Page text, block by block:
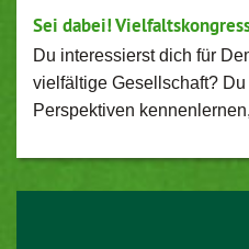
Sei dabei!
Du interessierst dich für
vielfältige Gesellschaft?
Perspektiven